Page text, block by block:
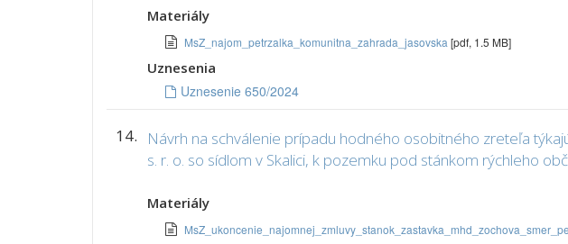
Materiály
MsZ_najom_petrzalka_komunitna_zahrada_jasovska [pdf, 1.5 MB]
Uznesenia
Uznesenie 650/2024
14.
Návrh na schválenie prípadu hodného osobitného zreteľa
s. r. o. so sídlom v Skalici, k pozemku pod stánkom rýchleho
Materiály